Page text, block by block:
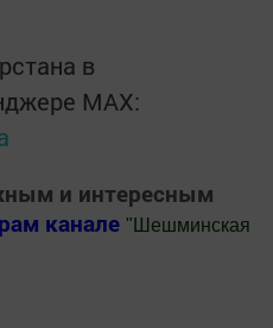
в
MАХ:
и интересным
канале " Шешминская